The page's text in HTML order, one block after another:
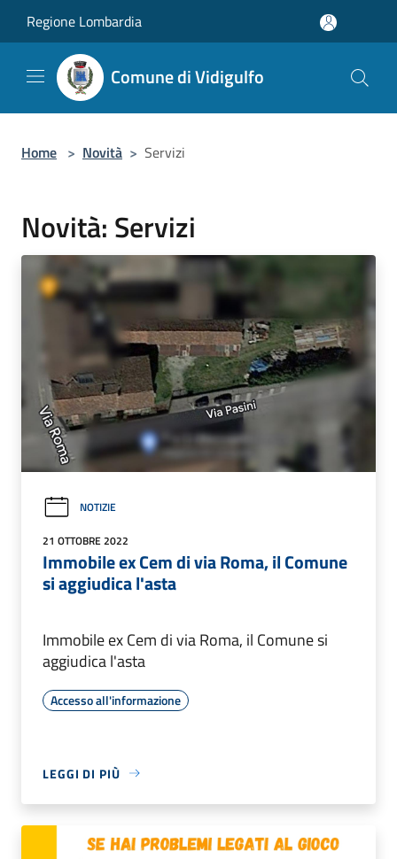
Regione Lombardia
Comune di Vidigulfo
Home > Novità > Servizi
Novità: Servizi
NOTIZIE
21 OTTOBRE 2022
Immobile ex Cem di via Roma, il Comune
si aggiudica l'asta
Immobile ex Cem di via Roma, il Comune si
aggiudica l'asta
Accesso all'informazione
LEGGI DI PIÙ